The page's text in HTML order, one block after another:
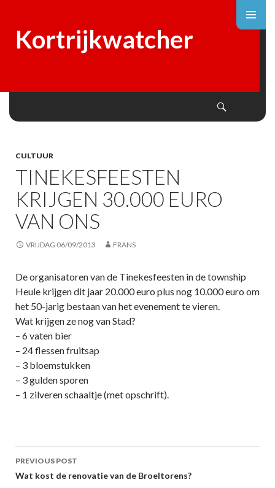
Kortrijkwatcher
CULTUUR
TINEKESFEESTEN
KRIJGEN 30.000 EURO
VAN ONS
VRIJDAG 06/09/2013 FRANS
De organisatoren van de Tinekesfeesten in de township
Heule krijgen dit jaar 20.000 euro plus nog 10.000 euro om
het 50-jarig bestaan van het evenement te vieren.
Wat krijgen ze nog van Stad?
– 6 vaten bier
– 24 flessen fruitsap
– 3 bloemstukken
– 3 gulden sporen
– 1 zilveren schaaltje (met opschrift).
Post
navigation
PREVIOUS POST
Wat kost de renovatie van de Broeltorens?